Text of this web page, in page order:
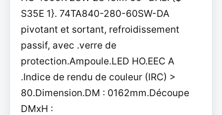
S35E 1}. 74TA840-280-60SW-DA
pivotant et sortant, refroidissement
passif, avec .verre de
protection.Ampoule.LED HO.EEC A
.Indice de rendu de couleur (IRC) >
80.Dimension.DM : 0162mm.Découpe
DMxH :